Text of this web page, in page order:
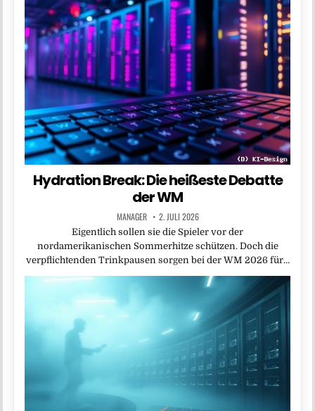
Hydration Break: Die heißeste Debatte
der WM
MANAGER 2. JULI 2026
Eigentlich sollen sie die Spieler vor der
nordamerikanischen Sommerhitze schützen. Doch die
verpflichtenden Trinkpausen sorgen bei der WM 2026 für…